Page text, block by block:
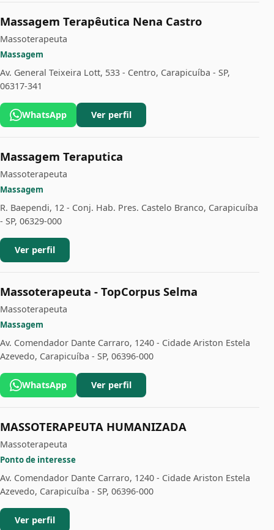
Massagem Terapêutica Nena Castro
Massoterapeuta
Massagem
Av. General Teixeira Lott, 533 - Centro, Carapicuíba - SP,
06317-341
WhatsApp Ver perfil
Massagem Teraputica
Massoterapeuta
Massagem
R. Baependi, 12 - Conj. Hab. Pres. Castelo Branco, Carapicuíba
- SP, 06329-000
Ver perfil
Massoterapeuta - TopCorpus Selma
Massoterapeuta
Massagem
Av. Comendador Dante Carraro, 1240 - Cidade Ariston Estela
Azevedo, Carapicuíba - SP, 06396-000
WhatsApp Ver perfil
MASSOTERAPEUTA HUMANIZADA
Massoterapeuta
Ponto de interesse
Av. Comendador Dante Carraro, 1240 - Cidade Ariston Estela
Azevedo, Carapicuíba - SP, 06396-000
Ver perfil